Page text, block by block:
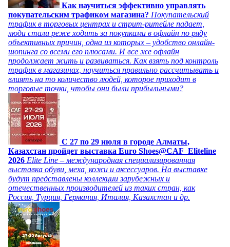
Как научиться эффективно управлять
покупательским трафиком магазина? Покупательский
трафик в торговых центрах и стрит-ритейле падает,
люди стали реже ходить за покупками в офлайн по ряду
объективных причин, одна из которых – удобство онлайн-
шопинга со всеми его плюсами. И все же офлайн
продолжает жить и развиваться. Как взять под контроль
трафик в магазинах, научиться правильно рассчитывать и
влиять на то количество людей, которое приходит в
торговые точки, чтобы они были прибыльными?
C 27 по 29 июля в городе Алматы,
Казахстан пройдет выставка Euro Shoes@CAF_Eliteline
2026 Elite Line – международная специализированная
выставка обуви, меха, кожи и аксессуаров. На выставке
будут представлены коллекции зарубежных и
отечественных производителей из таких стран, как
Россия, Турция, Германия, Италия, Казахстан и др.